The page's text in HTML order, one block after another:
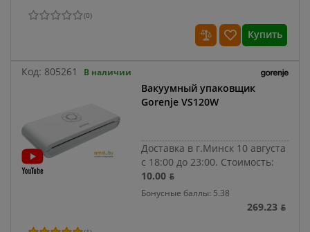
(0)
Купить
Код: 805261 В наличии
Вакуумный упаковщик
Gorenje VS120W
Доставка в г.Минск 10 августа
с 18:00 до 23:00. Стоимость:
10.00 ƃ
Бонусные баллы: 5.38
269.23 ƃ